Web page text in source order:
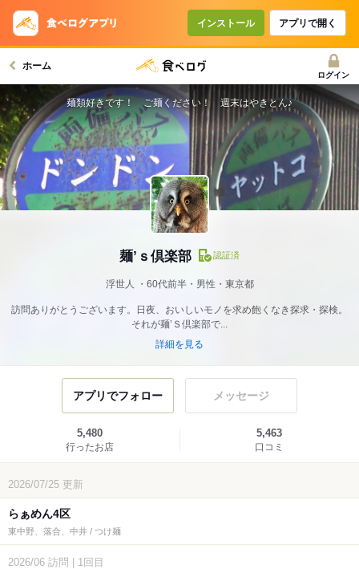
インストール アプリで開く
ホーム
ログイン
麺’ｓ倶楽部 認証済
浮世人 60代前半・男性・東京都
訪問ありがとうございます。日夜、おいしいモノを求め飽くなき探求・探検。
それが麺’Ｓ倶楽部で...
詳細を見る
麺類好きです！ ご麺ください！ 週末はやきとん♪
アプリでフォロー メッセージ
5,480
行ったお店
5,463
口コミ
2026/07/25 更新
らぁめん4区
東中野、落合、中井 / つけ麺
2026/06 訪問 1回目